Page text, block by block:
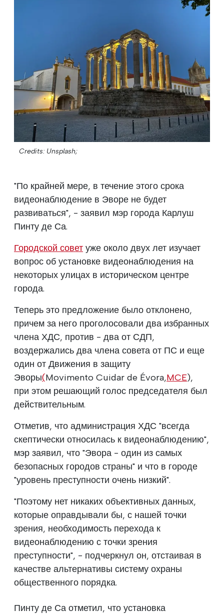
Credits: Unsplash;
"По крайней мере, в течение этого срока
видеонаблюдение в Эворе не будет
развиваться", - заявил мэр города Карлуш
Пинту де Са.
Городской совет уже около двух лет изучает
вопрос об установке видеонаблюдения на
некоторых улицах в историческом центре
города.
Теперь это предложение было отклонено,
причем за него проголосовали два избранных
члена ХДС, против - два от СДП,
воздержались два члена совета от ПС и еще
один от Движения в защиту
Эворы(Movimento Cuidar de Évora,MCE),
при этом решающий голос председателя был
действительным.
Отметив, что администрация ХДС "всегда
скептически относилась к видеонаблюдению",
мэр заявил, что "Эвора - один из самых
безопасных городов страны" и что в городе
"уровень преступности очень низкий".
"Поэтому нет никаких объективных данных,
которые оправдывали бы, с нашей точки
зрения, необходимость перехода к
видеонаблюдению с точки зрения
преступности", - подчеркнул он, отстаивая в
качестве альтернативы систему охраны
общественного порядка.
Пинту де Са отметил, что установка